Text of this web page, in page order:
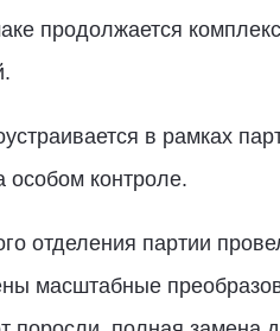
продолжается
в рамках
особом контроле.
отделения партии
масштабные